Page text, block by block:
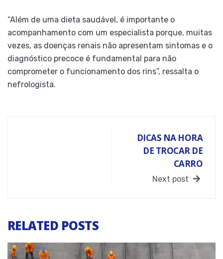
“Além de uma dieta saudável, é importante o
acompanhamento com um especialista porque, muitas
vezes, as doenças renais não apresentam sintomas e o
diagnóstico precoce é fundamental para não
comprometer o funcionamento dos rins”, ressalta o
nefrologista.
DICAS NA HORA
DE TROCAR DE
CARRO
Next post
RELATED POSTS